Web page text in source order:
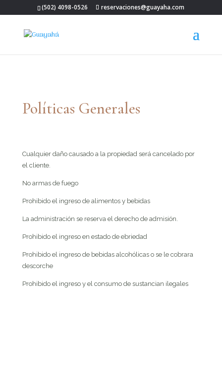
(502) 4098-0526 reservaciones@guayaha.com
Políticas Generales
Cualquier daño causado a la propiedad será cancelado por
el cliente.
No armas de fuego
Prohibido el ingreso de alimentos y bebidas
La administración se reserva el derecho de admisión.
Prohibido el ingreso en estado de ebriedad
Prohibido el ingreso de bebidas alcohólicas o se le cobrara
descorche
Prohibido el ingreso y el consumo de sustancian ilegales